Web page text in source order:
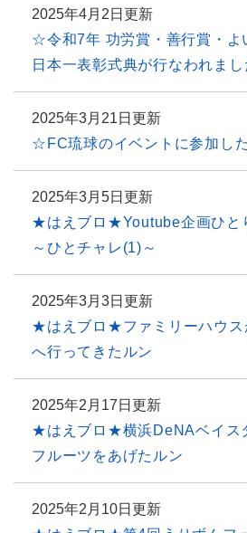
2025年4月2日更新
☆令和7年 功労賞・善行賞・よ
日本一表彰式典が行なわれまし
2025年3月21日更新
☆FC琉球のイベントに参加し
2025年3月5日更新
★はえブロ★Youtube企画ひと
～ひとチャレ(1)～
2025年3月3日更新
★はえブロ★ファミリーハウス
へ行ってきたルン
2025年2月17日更新
★はえブロ★横浜DeNAベイス
フルーツをあげたルン
2025年2月10日更新